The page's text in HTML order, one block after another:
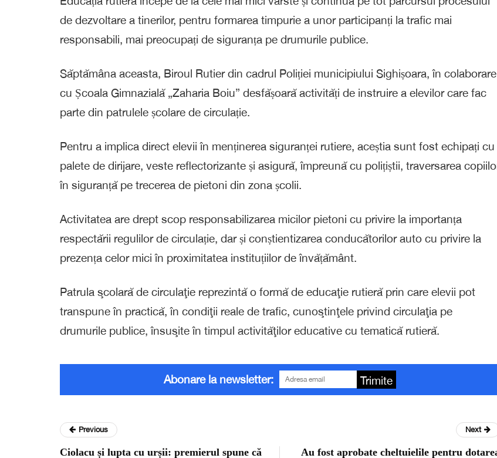
de dezvoltare a tinerilor, pentru formarea timpurie a unor participanți la trafic mai
responsabili, mai preocupați de siguranța pe drumurile publice.
Săptămâna aceasta, Biroul Rutier din cadrul Poliției municipiului Sighișoara, în colaborare
cu Școala Gimnazială „Zaharia Boiu” desfășoară activități de instruire a elevilor care fac
parte din patrulele școlare de circulație.
Pentru a implica direct elevii în menținerea siguranței rutiere, aceștia sunt fost echipați cu
palete de dirijare, veste reflectorizante și asigură, împreună cu polițiștii, traversarea
în siguranță pe trecerea de pietoni din zona școlii.
Activitatea are drept scop responsabilizarea micilor pietoni cu privire la importanța
respectării regulilor de circulație, dar și conștientizarea conducătorilor auto cu privire la
prezența celor mici în proximitatea instituțiilor de învățământ.
Patrula şcolară de circulaţie reprezintă o formă de educaţie rutieră prin care elevii pot
transpune în practică, în condiţii reale de trafic, cunoştinţele privind circulaţia pe
drumurile publice, însuşite în timpul activităţilor educative cu tematică rutieră.
Abonare la newsletter: Trimite
Previous
Ciolacu și lupta cu urșii: premierul spune că
Next
Au fost aprobate cheltuielile pentru